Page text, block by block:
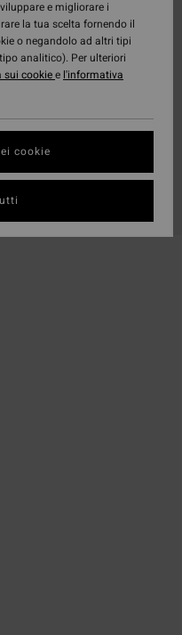
e migliorare i
la tua scelta fornendo il
o negandolo ad altri tipi
analitico). Per ulteriori
sui cookiee l'informativa
cookie